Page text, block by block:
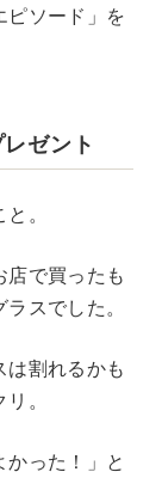
ピソード」を
ゼント
。
で買ったも
スでした。
割れるかも
。
かった！」と